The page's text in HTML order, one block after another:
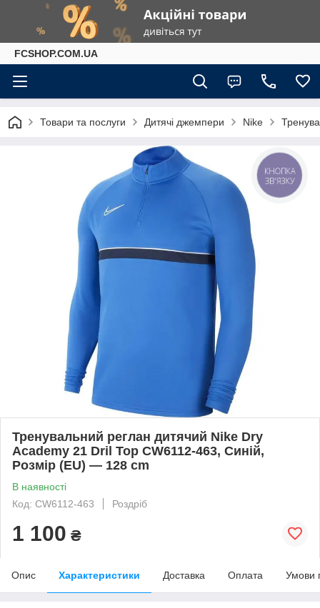
FCSHOP.COM.UA
Товари та послуги Дитячі джемпери Nike
Тренувальний реглан дитячий Nike Dry
Academy 21 Dril Top CW6112-463, Синій,
Розмір (EU) — 128 cm
В наявності
Код: CW6112-463
Роздріб
1 100 ₴
Опис Характеристики Доставка Оплата Умови
КНОПКА
ЗВ'ЯЗКУ